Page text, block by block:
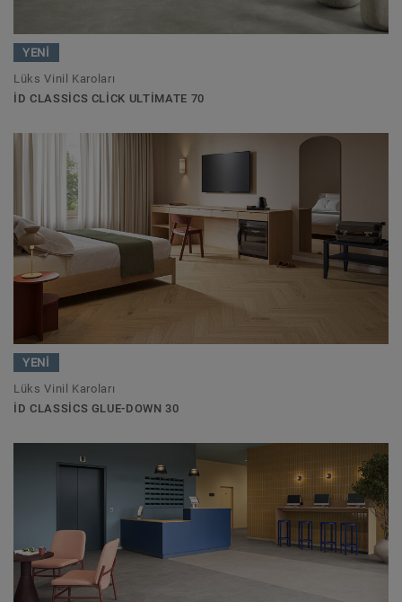
YENİ
Lüks Vinil Karoları
ID CLASSICS CLICK ULTIMATE 70
YENİ
Lüks Vinil Karoları
ID CLASSICS GLUE-DOWN 30